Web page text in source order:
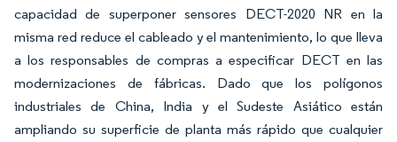
capacidad de superponer sensores DECT-2020 NR en la
misma red reduce el cableado y el mantenimiento, lo que lleva
a los responsables de compras a especificar DECT en las
modernizaciones de fábricas. Dado que los polígonos
industriales de China, India y el Sudeste Asiático están
ampliando su superficie de planta más rápido que cualquier